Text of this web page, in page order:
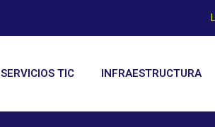
SERVICIOS TIC INFRAESTRUCTURA